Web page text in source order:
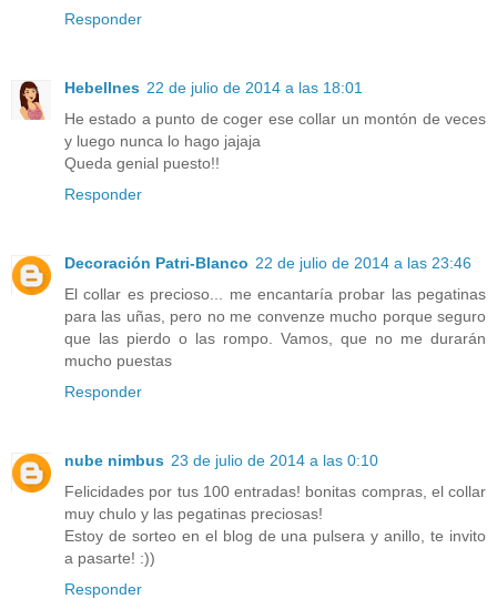
Responder
Hebellnes 22 de julio de 2014 a las 18:01
He estado a punto de coger ese collar un montón de veces
y luego nunca lo hago jajaja
Queda genial puesto!!
Responder
Decoración Patri-Blanco 22 de julio de 2014 a las 23:46
El collar es precioso... me encantaría probar las pegatinas
para las uñas, pero no me convenze mucho porque seguro
que las pierdo o las rompo. Vamos, que no me durarán
mucho puestas
Responder
nube nimbus 23 de julio de 2014 a las 0:10
Felicidades por tus 100 entradas! bonitas compras, el collar
muy chulo y las pegatinas preciosas!
Estoy de sorteo en el blog de una pulsera y anillo, te invito
a pasarte! :))
Responder